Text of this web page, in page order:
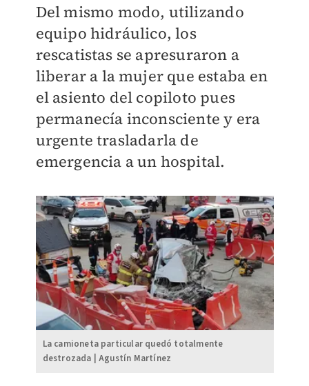
Del mismo modo, utilizando
equipo hidráulico, los
rescatistas se apresuraron a
liberar a la mujer que estaba en
el asiento del copiloto pues
permanecía inconsciente y era
urgente trasladarla de
emergencia a un hospital.
La camioneta particular quedó totalmente
destrozada | Agustín Martínez